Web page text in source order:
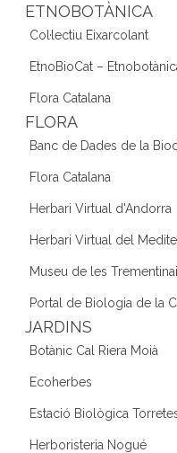
ETNOBOTÀNICA
Col·lectiu Eixarcolant
EtnoBioCat –
Flora Catalana
FLORA
Banc de Dades de la
Flora Catalana
Herbari Virtual d'Andorra
Herbari Virtual del
Museu de les
Portal de Biologia de la
JARDINS
Botànic Cal Riera Moià
Ecoherbes
Estació Biològica
Herboristeria Nogué